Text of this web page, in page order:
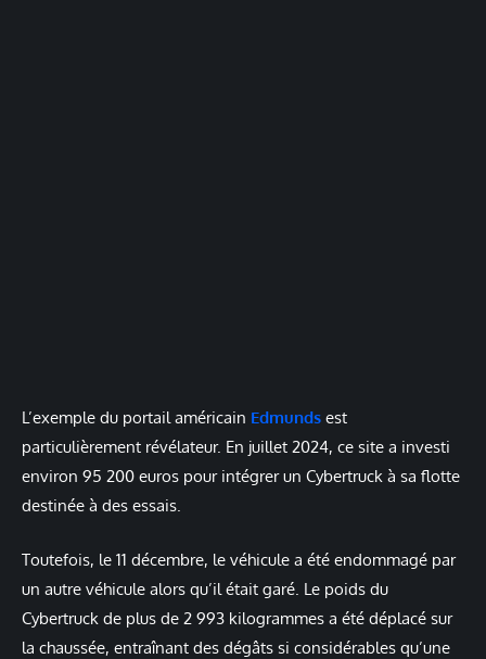
L’exemple du portail américain Edmunds est
particulièrement révélateur. En juillet 2024, ce site a investi
environ 95 200 euros pour intégrer un Cybertruck à sa flotte
destinée à des essais.
Toutefois, le 11 décembre, le véhicule a été endommagé par
un autre véhicule alors qu’il était garé. Le poids du
Cybertruck de plus de 2 993 kilogrammes a été déplacé sur
la chaussée, entraînant des dégâts si considérables qu’une